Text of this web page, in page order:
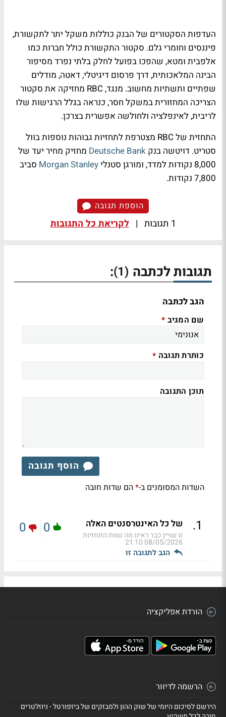
העדפות הסקטורים של הבנק כוללות משקל יתר לתקשורת,
פיננסים וחומרי גלם. סקטור התקשורת כולל חברות כמו
אלפבית ומטא, שהפכו בפועל לחלק בלתי נפרד מסיפור
הבינה המלאכותית, דרך פרסום דיגיטלי, דאטה, מודלים
שפתיים ותשתיות מחשוב. מנגד, RBC מחזיקה את סקטור
הצריכה המחזורית במשקל חסר, כנראה בגלל הרגישות שלו
לריבית, לאינפלציה ולחולשה אפשרית בצרכן.
התחזית של RBC מצטרפת לתחזיות גבוהות נוספות בוול
סטריט. דויטשה בנק Deutsche Bank מחזיק מחיר יעד של
8,000 נקודות למדד, ומורגן סטנלי
Morgan Stanley סביב
7,800 נקודות.
הוספת תגובה
1 תגובות | לקריאת כל התגובות
תגובות לכתבה (1)
:
הגב לכתבה
שם המגיב *
כותרת תגובה *
תוכן התגובה
הוסף תגובה
השדות המסומנים ב-*הם שדות חובה
1
. של כל האינטרסנטים האלה
נו שויין כבר ראינו מה שוות התחזיות
08/05/2026 21:10
הגב לתגובה זו
0
0
הורדת אפליקציה
הרשמה לדיוור
הירשם לסיכום היומי של שוק ההון ולמבזקים של ביזפורטל - ניוזלטרים